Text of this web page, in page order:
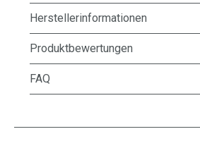
Herstellerinformationen
Produktbewertungen
FAQ